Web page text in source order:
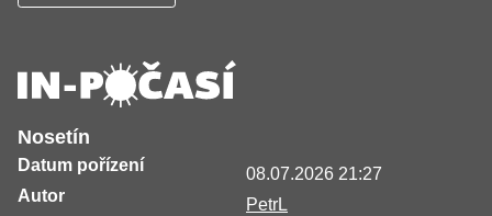
Nosetín
Datum pořízení
08.07.2026 21:27
Autor
PetrL